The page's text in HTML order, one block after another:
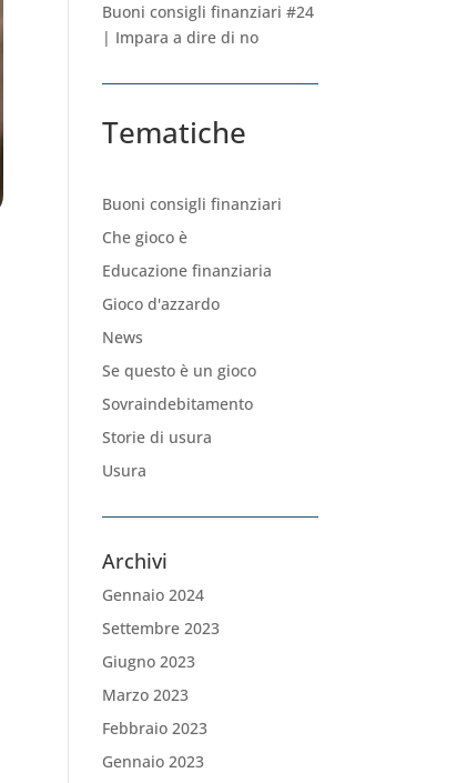
Buoni consigli finanziari #24
| Impara a dire di no
Tematiche
Buoni consigli finanziari
Che gioco è
Educazione finanziaria
Gioco d'azzardo
News
Se questo è un gioco
Sovraindebitamento
Storie di usura
Usura
Archivi
Gennaio 2024
Settembre 2023
Giugno 2023
Marzo 2023
Febbraio 2023
Gennaio 2023